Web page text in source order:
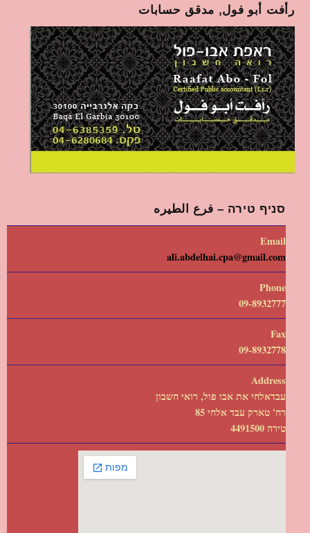
رأفت أبو فول, مدقق حسابات
סניף טירה – فرع الطيره
Email
ali.abdelhai.cpa@gmail.com
Phone
09-8932777
Fax
09-8932778
Address
עבדאלחי את אבו פול, רואי חשבון
רח' טארק עבד אלחי 85
טירה 4491500